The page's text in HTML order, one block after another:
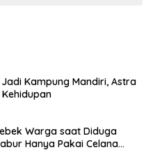
Kampung Mandiri, Astra
Warga saat Diduga
Hanya Pakai Celana